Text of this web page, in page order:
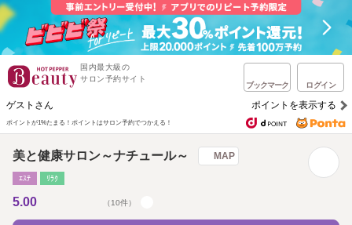
国内最大級の
サロン予約サイト
ブックマーク ログイン
ゲストさん ポイントを表示する
ポイントが1%たまる！ ポイントはサロン予約でつかえる！
美と健康サロン～ナチュール～ MAP
ｴｽﾃ ﾘﾗｸ
5.00 （10件）